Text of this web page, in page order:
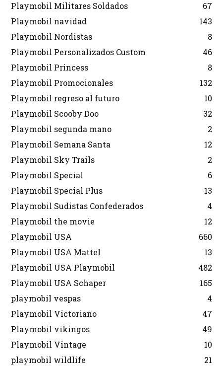
Playmobil Militares Soldados
67
Playmobil navidad
143
Playmobil Nordistas
8
Playmobil Personalizados Custom
46
Playmobil Princess
8
Playmobil Promocionales
132
Playmobil regreso al futuro
10
Playmobil Scooby Doo
32
Playmobil segunda mano
2
Playmobil Semana Santa
12
Playmobil Sky Trails
2
Playmobil Special
6
Playmobil Special Plus
13
Playmobil Sudistas Confederados
4
Playmobil the movie
12
Playmobil USA
660
Playmobil USA Mattel
13
Playmobil USA Playmobil
482
Playmobil USA Schaper
165
playmobil vespas
4
Playmobil Victoriano
47
Playmobil vikingos
49
Playmobil Vintage
10
playmobil wildlife
21